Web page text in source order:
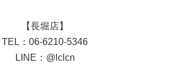
【長堀店】
TEL：06-6210-5346
LINE：@lclcn